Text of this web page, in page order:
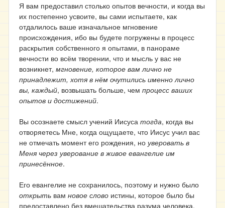
Я вам предоставил столько опытов вечности, и когда вы
их постепенно усвоите, вы сами испытаете, как
отдалилось ваше изначальное мгновение
происхождения, ибо вы будете погружены в процесс
раскрытия собственного я опытами, в панораме
вечности во всём творении, что и мысль у вас не
возникнет, мгновение, которое вам лично не
принадлежит, хотя в нём очутились именно лично
вы, каждый, возвышать больше, чем процесс ваших
опытов и достижений.
Вы осознаете смысл учений Иисуса тогда, когда вы
отворяетесь Мне, когда ощущаете, что Иисус учил вас
не отмечать момент его рождения, но уверовать в
Меня через уверование в живое евангелие им
принесённое.
Его евангелие не сохранилось, поэтому и нужно было
открыть вам новое слово истины, которое было бы
предоставлено без вмешательства разума человека,